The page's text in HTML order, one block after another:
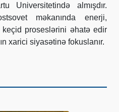
Universitetində almışdır.
məkanında enerji,
proseslərini əhatə edir
xarici siyasətinə fokuslanır.